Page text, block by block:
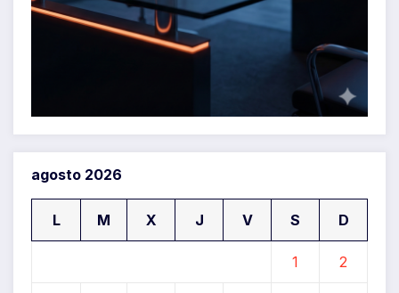
agosto 2026
L M X J V S D
1 2